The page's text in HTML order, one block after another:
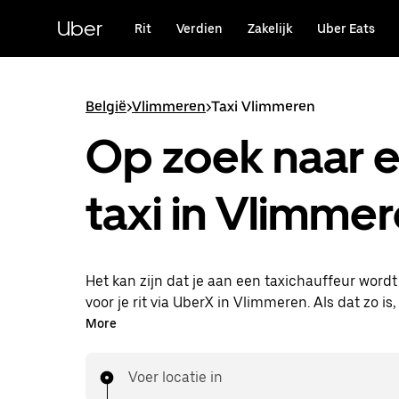
hoofdinhoudUber Rit Verdien Zakelijk Uber Eats
België>Vlimmeren>Taxi Vlimmeren
Op zoek naar
taxi in
Het kan zijn dat je aan een taxichauffeur
voor je rit via UberX in Vlimmeren. Als dat zo
van dezelfde 24/7 beschikbaarheid en
naar je bestemming.
More
Voer locatie in